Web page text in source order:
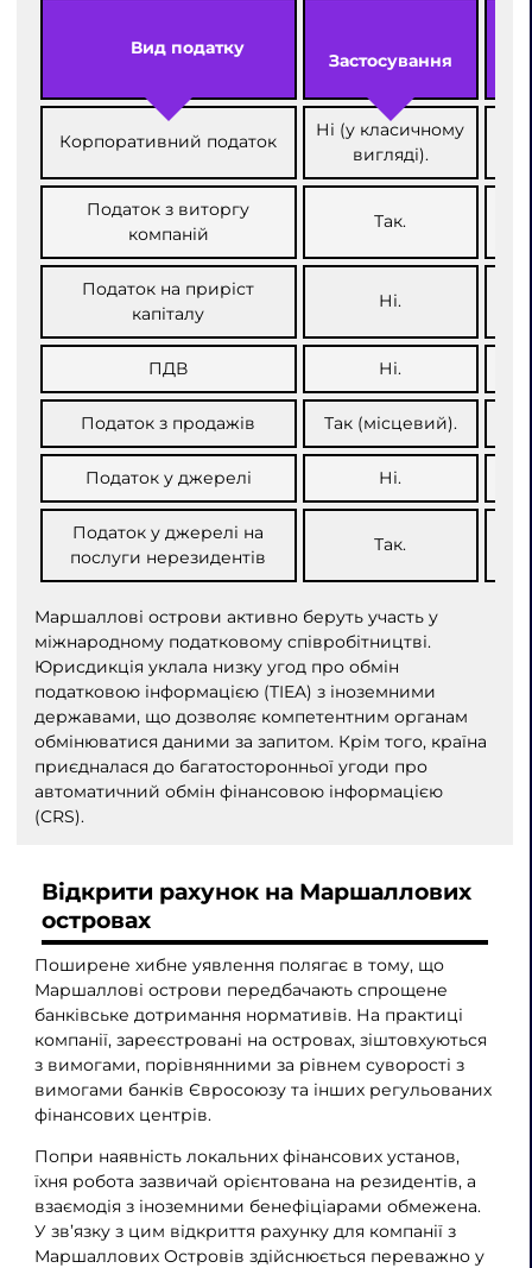
Вид податку
Застосування
Корпоративний податок
Ні (у класичному
вигляді).
Податок з виторгу
компаній
Так.
Податок на приріст
капіталу
Ні.
ПДВ Ні.
Податок з продажів Так (місцевий).
Податок у джерелі Ні.
Податок у джерелі на
послуги нерезидентів
Так.
Маршаллові острови активно беруть участь у
міжнародному податковому співробітництві.
Юрисдикція уклала низку угод про обмін
податковою інформацією (TIEA) з іноземними
державами, що дозволяє компетентним органам
обмінюватися даними за запитом. Крім того, країна
приєдналася до багатосторонньої угоди про
автоматичний обмін фінансовою інформацією
(CRS).
Відкрити рахунок на Маршаллових
островах
Поширене хибне уявлення полягає в тому, що
Маршаллові острови передбачають спрощене
банківське дотримання нормативів. На практиці
компанії, зареєстровані на островах, зіштовхуються
з вимогами, порівнянними за рівнем суворості з
вимогами банків Євросоюзу та інших регульованих
фінансових центрів.
Попри наявність локальних фінансових установ,
їхня робота зазвичай орієнтована на резидентів, а
взаємодія з іноземними бенефіціарами обмежена.
У зв’язку з цим відкриття рахунку для компанії з
Маршаллових Островів здійснюється переважно у